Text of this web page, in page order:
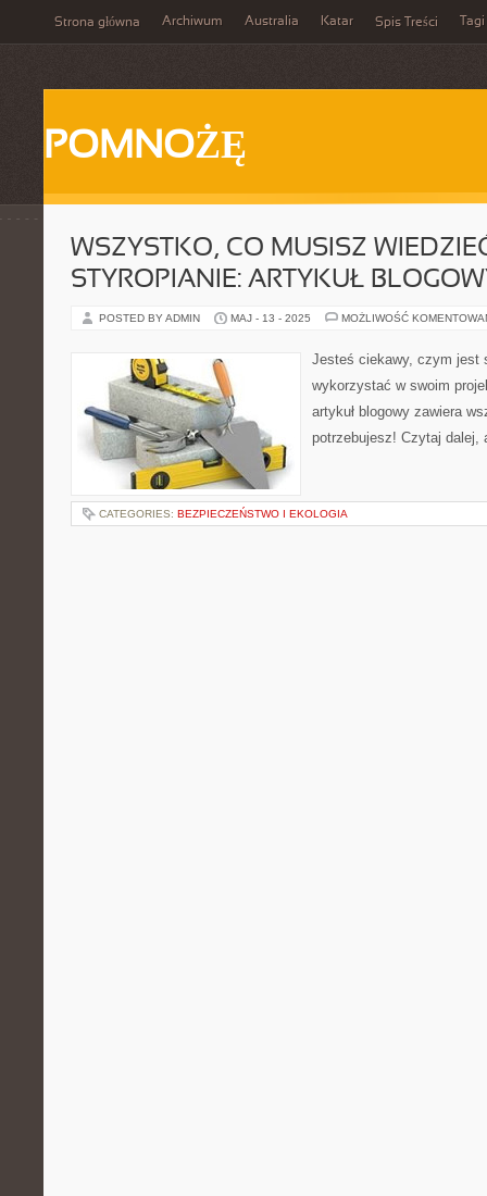
Strona główna Archiwum Australia Katar Spis Treści Tagi
POMNOŻĘ
WSZYSTKO, CO MUSISZ
STYROPIANIE: ARTYKUŁ
POSTED BY ADMIN MAJ - 13 - 2025 MOŻLIWOŚĆ
Jesteś ciekawy, czym jest
wykorzystać w swoim
artykuł blogowy zawiera
potrzebujesz! Czytaj dalej,
CATEGORIES: BEZPIECZEŃSTWO I EKOLOGIA